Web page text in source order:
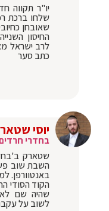
‏יו"ר תקווה
שלחו ברכת
שאובחן
החיסון
לרב ישראל
כתב סער
יוסי
בחדרי
שטארק
השבת שוב
באנטוורפן.
הקוד הסודי
שהיה שם לא
לשוב על